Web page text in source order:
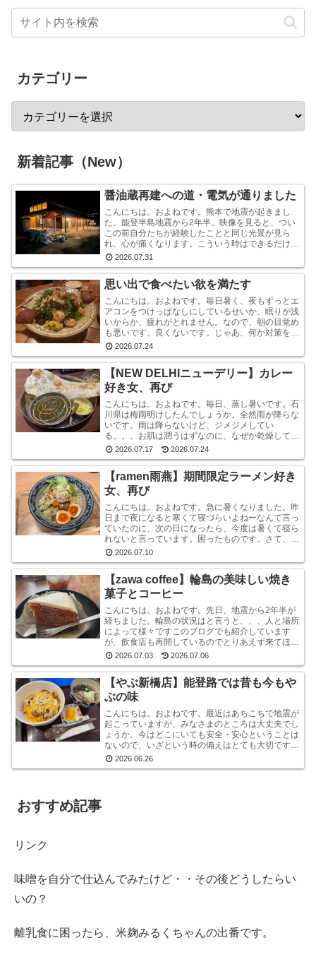
カテゴリー
新着記事（New）
醤油蔵再建への道・電気が通りました
こんにちは。およねです。熊本で地震が起きまし
た。能登半島地震から2年半。映像を見ると、つい
この前自分たちが経験したことと同じ光景が見ら
れ、心が痛くなります。こういう時はできるだけ情
報から離れたほうがいいと言いますが・・・気にな
ります。気にな...
2026.07.31
思い出で食べたい欲を満たす
こんにちは。およねです。毎日暑く、夜もずっとエ
アコンをつけっぱなしにしているせいか、眠りが浅
いからか、疲れがとれません。なので、朝の目覚め
も悪いです。良くないです。じゃあ、何か対策をし
ているかと言われれば、何もしていません。いや、
ストレッチ...
2026.07.24
【NEW DELHIニューデリー】カレー
好き女、再び
こんにちは。およねです。毎日、蒸し暑いです。石
川県は梅雨明けしたんでしょうか。全然雨が降らな
いです。雨は降らないけど、ジメジメしてい
る。。。お肌は潤うはずなのに、なぜか乾燥してい
ます。しかも、おでこと片方のこめかみだけ。年
齢？ストレス？？結...
2026.07.17 2026.07.24
【ramen雨燕】期間限定ラーメン好き
女、再び
こんにちは。およねです。急に暑くなりました。昨
日まで夜になると寒くて寝づらいよねーなんて言っ
ていたのに、次の日になったら、今度は暑くて寝ら
れないと言っています。困ったものです。さて、先
日金沢へ行ったとき、ひさしぶりにひとりラーメン
を堪能して...
2026.07.10
【zawa coffee】輪島の美味しい焼き
菓子とコーヒー
こんにちは。およねです。先日、地震から2年半が
経ちました。輪島の状況はと言うと、、、人と場所
によって様々ですこのブログでも紹介しています
が、飲食店も再開しているのでとりあえず来てほし
いです。宿泊施設は少な目ですが、、、参考サイト
あとコンビニ...
2026.07.03 2026.07.06
【やぶ新橋店】能登路では昔も今もや
ぶの味
こんにちは。およねです。最近はあちこちで地震が
起こっていますが、みなさまのところは大丈夫でし
ょうか。今はどこにいても安全・安心ということは
ないので、いざという時の備えはとても大切です。
わが家もいつ何時のために、備蓄をしております。
（とは言え...
2026.06.26
おすすめ記事
リンク
味噌を自分で仕込んでみたけど・・その後どうしたらい
いの？
離乳食に困ったら、米麹みるくちゃんの出番です。